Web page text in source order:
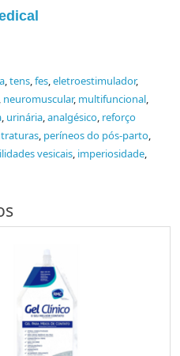
,tens,fes,eletroestimulador,
, neuromuscular, multifuncional,
, urinária,analgésico, reforço
, períneos do pós-parto,
vesicais, imperiosidade,